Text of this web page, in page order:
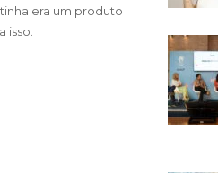
era um produto
isso.